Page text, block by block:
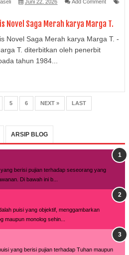
Juni 22, 2026
Add Comment
Novel Saga Merah karya Marga T.
Novel Saga Merah karya Marga T. -
T. diterbitkan oleh penerbit
tahun 1984...
5 6 NEXT » LAST
ARSIP BLOG
berisi pujian terhadap seseorang yang
Di bawah ini b...
puisi yang objektif, menggambarkan
maupun monolog sehin...
yang berisi pujian terhadap Tuhan maupun